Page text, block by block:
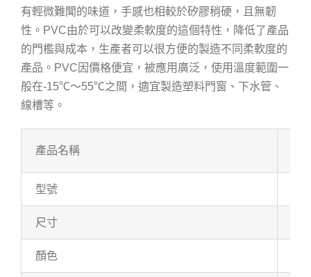
有輕微難聞的味道，手感也相較於矽膠稍硬，且無韌
性。PVC由於可以改變柔軟度的這個特性，降低了產品
的門檻與成本，生產者可以很方便的製造不同柔軟度的
產品。PVC因價格便宜，被應用廣泛，使用溫度範圍一
般在-15℃～55℃之間，適宜製造塑料門窗、下水管、
線槽等。
產品名稱
型號
尺寸
顏色